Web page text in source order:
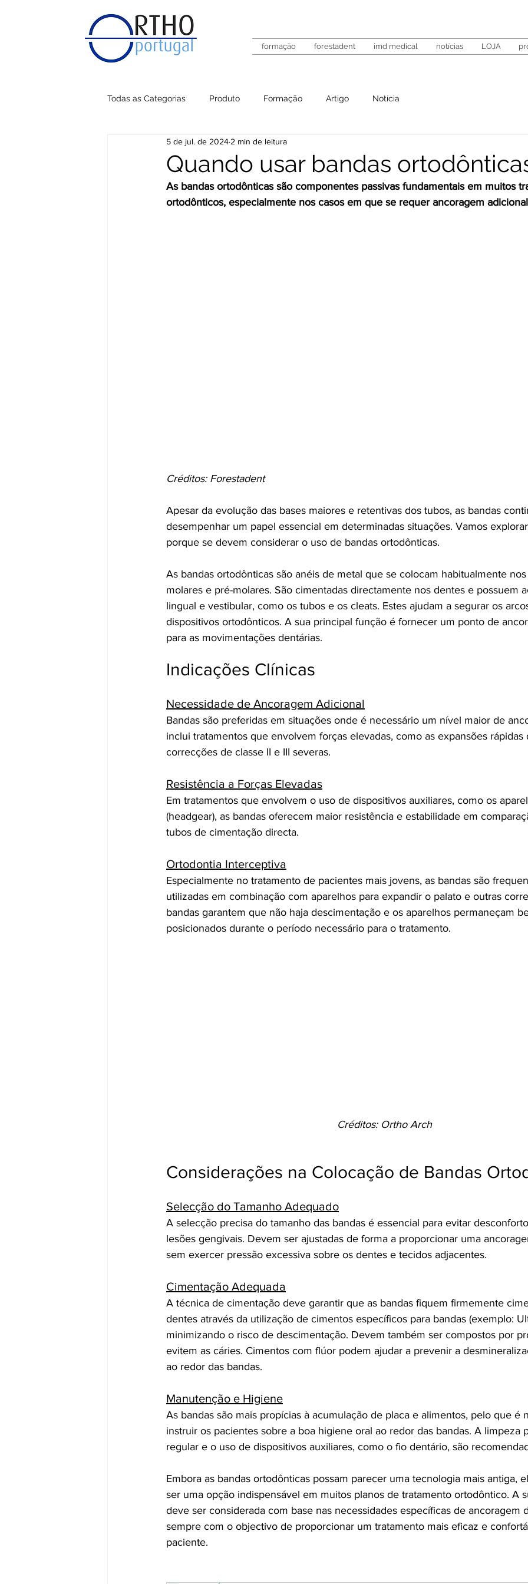
formação forestadent imd medical notícias LOJA
Todas as Categorias Produto Formação Artigo Notícia
Quando usar bandas
5 de jul. de 2024 2 min de leitura
As bandas ortodônticas são componentes passivas fundamentais em muitos
ortodônticos, especialmente nos casos em que se requer ancoragem
Créditos: Forestadent
Apesar da evolução das bases maiores e retentivas dos tubos, as bandas
desempenhar um papel essencial em determinadas situações. Vamos
porque se devem considerar o uso de bandas ortodônticas.
As bandas ortodônticas são anéis de metal que se colocam habitualmente
molares e pré-molares. São cimentadas directamente nos dentes e possuem
lingual e vestibular, como os tubos e os cleats. Estes ajudam a segurar os
dispositivos ortodônticos. A sua principal função é fornecer um ponto de
para as movimentações dentárias.
Indicações Clínicas
Necessidade de Ancoragem Adicional
Bandas são preferidas em situações onde é necessário um nível maior de
inclui tratamentos que envolvem forças elevadas, como as expansões
correcções de classe II e III severas.
Resistência a Forças Elevadas
Em tratamentos que envolvem o uso de dispositivos auxiliares, como os
(headgear), as bandas oferecem maior resistência e estabilidade em
tubos de cimentação directa.
Ortodontia Interceptiva
Especialmente no tratamento de pacientes mais jovens, as bandas são
utilizadas em combinação com aparelhos para expandir o palato e outras
bandas garantem que não haja descimentação e os aparelhos permaneçam
posicionados durante o período necessário para o tratamento.
Créditos: Ortho Arch
Considerações na Colocação de Bandas
Selecção do Tamanho Adequado
A selecção precisa do tamanho das bandas é essencial para evitar
lesões gengivais. Devem ser ajustadas de forma a proporcionar uma
sem exercer pressão excessiva sobre os dentes e tecidos adjacentes.
Cimentação Adequada
A técnica de cimentação deve garantir que as bandas fiquem firmemente
dentes através da utilização de cimentos específicos para bandas (exemplo:
minimizando o risco de descimentação. Devem também ser compostos por
evitem as cáries. Cimentos com flúor podem ajudar a prevenir a
ao redor das bandas.
Manutenção e Higiene
As bandas são mais propícias à acumulação de placa e alimentos, pelo que é
instruir os pacientes sobre a boa higiene oral ao redor das bandas. A limpeza
regular e o uso de dispositivos auxiliares, como o fio dentário, são
Embora as bandas ortodônticas possam parecer uma tecnologia mais antiga,
ser uma opção indispensável em muitos planos de tratamento ortodôntico. A
deve ser considerada com base nas necessidades específicas de ancoragem
sempre com o objectivo de proporcionar um tratamento mais eficaz e
paciente.